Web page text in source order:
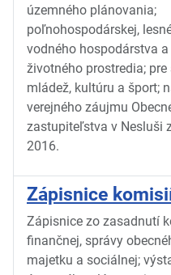
územného plánovania;
poľnohospodárskej,
vodného hospodárstva
životného prostredia; pre
mládež, kultúru a šport;
verejného záujmu
zastupiteľstva v Nesluši
2016.
Zápisnice
Zápisnice zo zasadnutí
finančnej, správy
majetku a sociálnej;